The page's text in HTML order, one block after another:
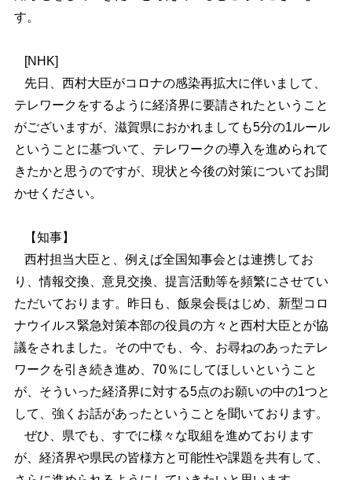
す。
[NHK]
先日、西村大臣がコロナの感染再拡大に伴いまして、
テレワークをするように経済界に要請されたということ
がございますが、滋賀県におかれましても5分の1ルール
ということに基づいて、テレワークの導入を進められて
きたかと思うのですが、現状と今後の対策についてお聞
かせください。
【知事】
西村担当大臣と、例えば全国知事会とは連携してお
り、情報交換、意見交換、提言活動等を頻繁にさせてい
ただいております。昨日も、飯泉会長はじめ、新型コロ
ナウイルス緊急対策本部の役員の方々と西村大臣とが協
議をされました。その中でも、今、お尋ねのあったテレ
ワークを引き続き進め、70％にしてほしいということ
が、そういった経済界に対する5点のお願いの中の1つと
して、強くお話があったということを聞いております。
ぜひ、県でも、すでに様々な取組を進めております
が、経済界や県民の皆様方と可能性や課題を共有して、